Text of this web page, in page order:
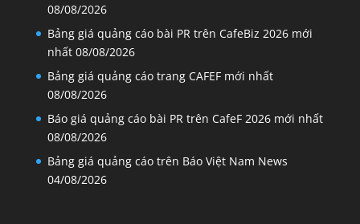
08/08/2026
Bảng giá quảng cáo bài PR trên CafeBiz 2026 mới
nhất 08/08/2026
Bảng giá quảng cáo trang CAFEF mới nhất
08/08/2026
Báo giá quảng cáo bài PR trên CafeF 2026 mới nhất
08/08/2026
Bảng giá quảng cáo trên Báo Việt Nam News
04/08/2026